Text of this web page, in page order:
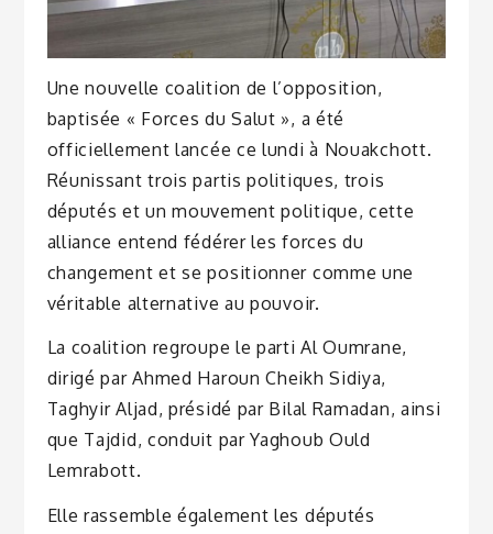
Une nouvelle coalition de l’opposition,
baptisée « Forces du Salut », a été
officiellement lancée ce lundi à Nouakchott.
Réunissant trois partis politiques, trois
députés et un mouvement politique, cette
alliance entend fédérer les forces du
changement et se positionner comme une
véritable alternative au pouvoir.
La coalition regroupe le parti Al Oumrane,
dirigé par Ahmed Haroun Cheikh Sidiya,
Taghyir Aljad, présidé par Bilal Ramadan, ainsi
que Tajdid, conduit par Yaghoub Ould
Lemrabott.
Elle rassemble également les députés